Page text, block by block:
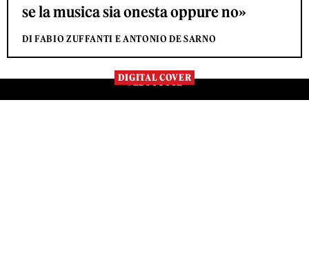
se la musica sia onesta oppure no»
DI FABIO ZUFFANTI E ANTONIO DE SARNO
DIGITAL COVER
VEDI TUTTE